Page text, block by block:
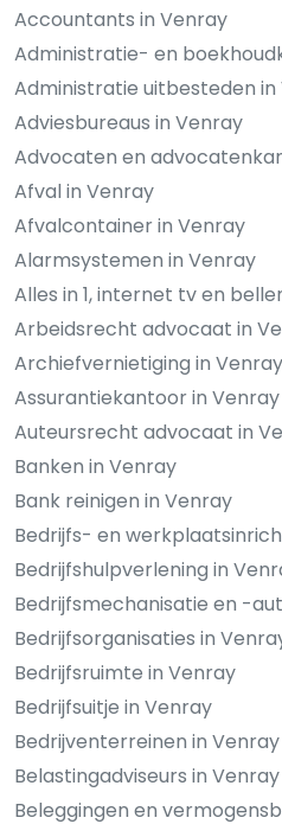
Accountants in Venray
Administratie- en
Administratie uitbesteden in
Adviesbureaus in Venray
Advocaten en
Afval in Venray
Afvalcontainer in Venray
Alarmsystemen in Venray
Alles in 1, internet tv en
Arbeidsrecht advocaat in
Archiefvernietiging in Venray
Assurantiekantoor in Venray
Auteursrecht advocaat in
Banken in Venray
Bank reinigen in Venray
Bedrijfs- en
Bedrijfshulpverlening in
Bedrijfsmechanisatie en -
Bedrijfsorganisaties in
Bedrijfsruimte in Venray
Bedrijfsuitje in Venray
Bedrijventerreinen in Venray
Belastingadviseurs in Venray
Beleggingen en